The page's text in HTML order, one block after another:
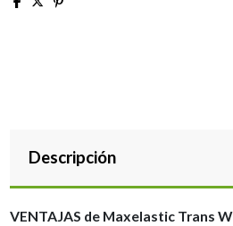
Descripción
VENTAJAS de Maxelastic Trans W